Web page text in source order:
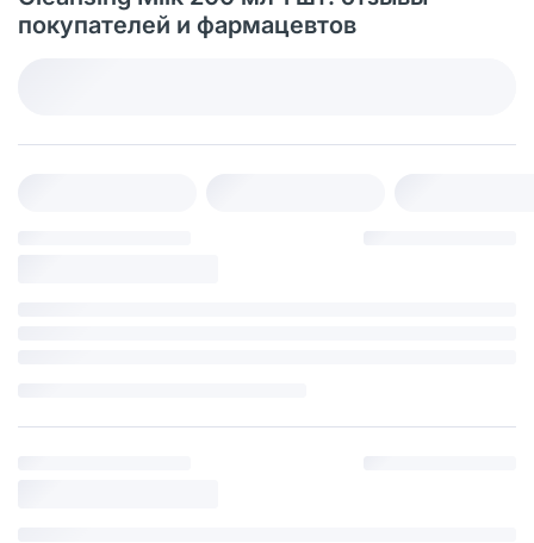
покупателей и фармацевтов